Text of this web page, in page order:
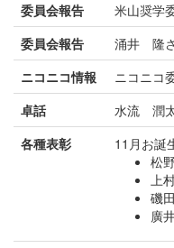
委員会報告
米山奨学
委員会報告
涌井 隆
ニコニコ情報
ニコニコ
卓話
水流 潤
各種表彰
11月お誕
松
上
磯
廣